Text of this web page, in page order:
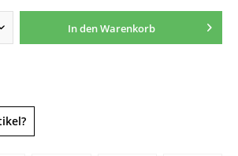
In denWarenkorb